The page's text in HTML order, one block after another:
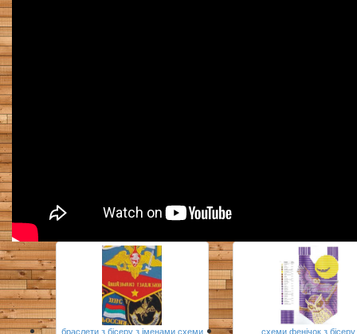
браслети з бісеру з іменами схеми схеми фенічок з бісеру